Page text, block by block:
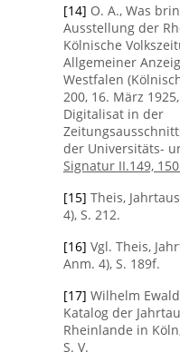
[14] O. A., Was
Ausstellung der
Kölnische
Allgemeiner
Westfalen
200, 16. März
Digitalisat in der
der Universitäts-
Signatur II.149,
[15] Theis,
4), S. 212.
[16] Vgl. Theis,
Anm. 4), S. 189f.
[17] Wilhelm
Katalog der
Rheinlande in
S. V.